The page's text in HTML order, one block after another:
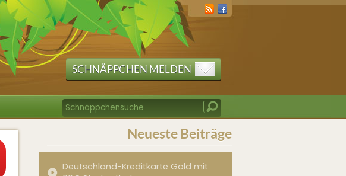
SCHNÄPPCHEN MELDEN
Neueste Beiträge
Deutschland-Kreditkarte Gold mit